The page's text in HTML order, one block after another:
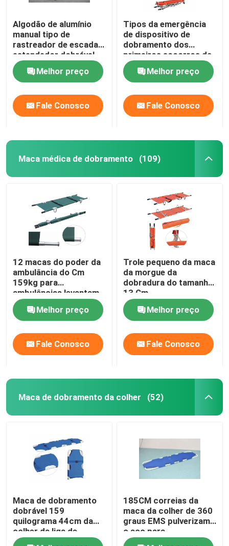
Algodão de alumínio
manual tipo de
rastreador de escada
estendedor dobrável
leve para transferência
de pacientes
hospitalares
Melhor preço
Fale Conosco
Tipos da emergência
de dispositivo de
dobramento dos
primeiros socorros da
maca 1900MM 92cm
da ambulância
Melhor preço
Fale Conosco
Maca médica de dobramento (109)
12 macas do poder da
ambulância do Cm
159kg para
ambulâncias levantam
não nutrindo nenhuma
dobraduraMelhor preço
Fale Conosco
Trole pequeno da maca
da morgue da
dobradura do tamanho
13 Cm
Melhor preço
Fale Conosco
Maca de dobramento da colher (52)
Maca de dobramento
dobrável 159
quilograma 44cm da
colher da liga de
alumínio
185CM correias da
maca da colher de 360
graus EMS pulverizam
o aço para
transferência paciente